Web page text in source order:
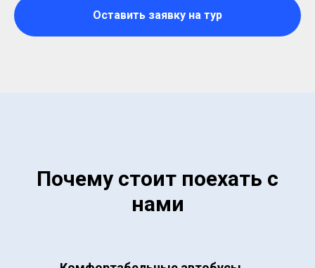
Оставить заявку на тур
Почему стоит поехать с
нами